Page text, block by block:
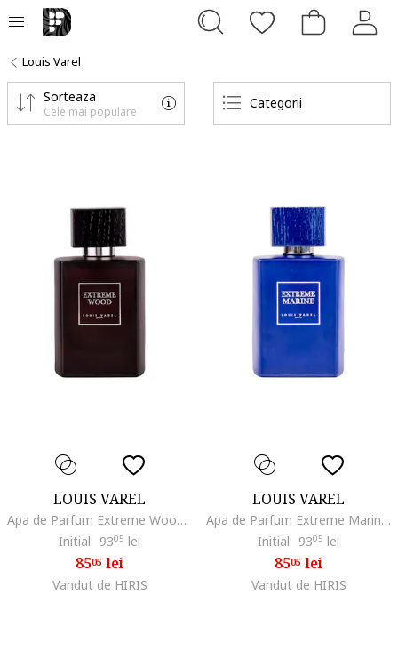
Louis Varel
Categorii
Sorteaza
Cele mai populare
LOUIS VAREL
Apa de Parfum Extreme Wood, Unisex, 100 ml
Initial: 9305 lei
8505 lei
Vandut de HIRIS
LOUIS VAREL
Apa de Parfum Extreme Marine, Unisex, 100 ml
Initial: 9305 lei
8505 lei
Vandut de HIRIS